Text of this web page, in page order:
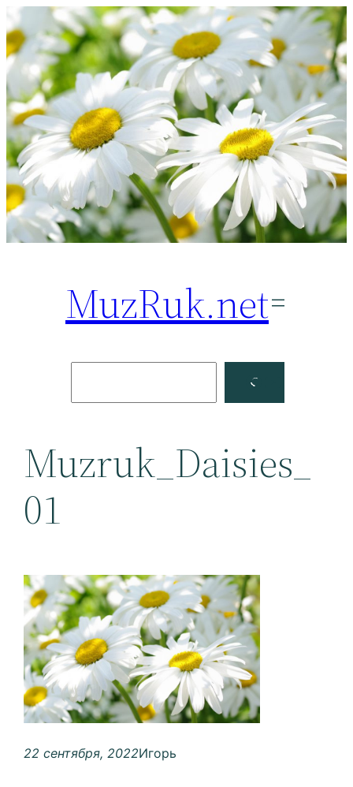
Перейти
к
содержимому
MuzRuk.net
Facebook
Muzruk_Daisies_
01
22 сентября, 2022Игорь